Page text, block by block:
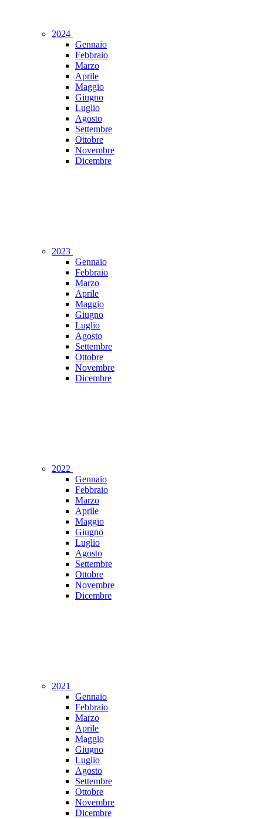
2024
Gennaio
Febbraio
Marzo
Aprile
Maggio
Giugno
Luglio
Agosto
Settembre
Ottobre
Novembre
Dicembre
2023
Gennaio
Febbraio
Marzo
Aprile
Maggio
Giugno
Luglio
Agosto
Settembre
Ottobre
Novembre
Dicembre
2022
Gennaio
Febbraio
Marzo
Aprile
Maggio
Giugno
Luglio
Agosto
Settembre
Ottobre
Novembre
Dicembre
2021
Gennaio
Febbraio
Marzo
Aprile
Maggio
Giugno
Luglio
Agosto
Settembre
Ottobre
Novembre
Dicembre